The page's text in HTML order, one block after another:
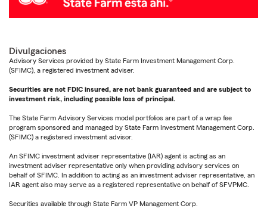
Divulgaciones
Advisory Services provided by State Farm Investment Management Corp.
(SFIMC), a registered investment adviser.
Securities are not FDIC insured, are not bank guaranteed and are subject to
investment risk, including possible loss of principal.
The State Farm Advisory Services model portfolios are part of a wrap fee
program sponsored and managed by State Farm Investment Management Corp.
(SFIMC) a registered investment advisor.
An SFIMC investment adviser representative (IAR) agent is acting as an
investment adviser representative only when providing advisory services on
behalf of SFIMC. In addition to acting as an investment adviser representative, an
IAR agent also may serve as a registered representative on behalf of SFVPMC.
Securities available through State Farm VP Management Corp.